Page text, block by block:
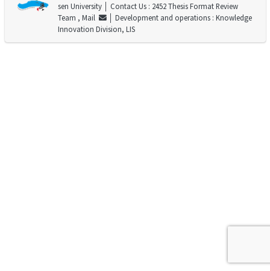
sen University│ Contact Us : 2452 Thesis Format Review
Team , Mail
│ Development and operations : Knowledge
Innovation Division, LIS